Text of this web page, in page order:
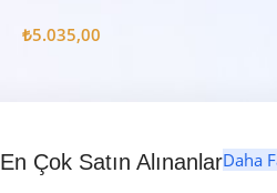
₺5.035,00
En Çok Satın AlınanlarDaha